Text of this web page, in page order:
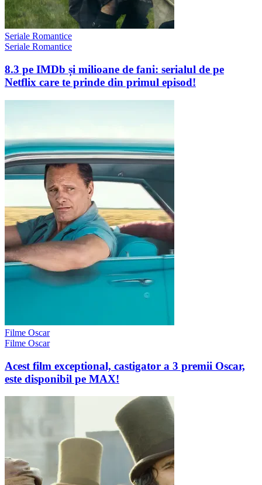
Seriale Romantice
Seriale Romantice
8.3 pe IMDb și milioane de fani: serialul de pe
Netflix care te prinde din primul episod!
Filme Oscar
Filme Oscar
Acest film exceptional, castigator a 3 premii Oscar,
este disponibil pe MAX!